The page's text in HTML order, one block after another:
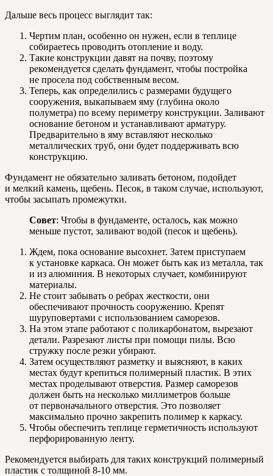
Дальше весь процесс выглядит так:
Чертим план, особенно он нужен, если в теплице
собираетесь проводить отопление и воду.
Такие конструкции давят на почву, поэтому
рекомендуется сделать фундамент, чтобы постройка
не просела под собственным весом.
Теперь, как определились с размерами будущего
сооружения, выкапываем яму (глубина около
полуметра) по всему периметру конструкции. Заливают
основание бетоном и устанавливают арматуру.
Предварительно в яму вставляют несколько
металлических труб, они будет поддерживать всю
конструкцию.
Фундамент не обязательно заливать бетоном, подойдет
и мелкий камень, щебень. Песок, в таком случае, используют,
чтобы засыпать промежутки.
Совет: Чтобы в фундаменте, осталось, как можно
меньше пустот, заливают водой (песок и щебень).
Ждем, пока основание высохнет. Затем приступаем
к установке каркаса. Он может быть как из металла, так
и из алюминия. В некоторых случает, комбинируют
материалы.
Не стоит забывать о ребрах жесткости, они
обеспечивают прочность сооружению. Крепят
шуруповертами с использованием саморезов.
На этом этапе работают с поликарбонатом, вырезают
детали. Разрезают листы при помощи пилы. Всю
стружку после резки убирают.
Затем осуществляют разметку и выясняют, в каких
местах будут крепиться полимерный пластик. В этих
местах проделывают отверстия. Размер саморезов
должен быть на несколько миллиметров больше
от первоначального отверстия. Это позволяет
максимально прочно закрепить полимер к каркасу.
Чтобы обеспечить теплице герметичность используют
перфорированную ленту.
Рекомендуется выбирать для таких конструкций полимерный
пластик с толщиной 8-10 мм.